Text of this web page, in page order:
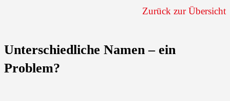
Zurück zur Übersicht
Unterschiedliche Namen – ein
Problem?